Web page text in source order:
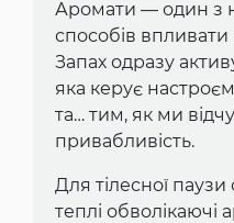
Аромати — один з
способів
Запах одразу
яка керує
та… тим, як ми
привабливість.
Для тілесної паузи
теплі обволікаючі